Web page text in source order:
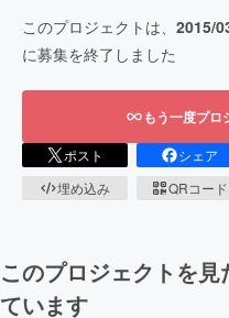
このプロジェクトは、 2015/
に募集を終了しました
もう一度プロ
ポスト シェア
埋め込み
QRコード
このプロジェクトを
ています